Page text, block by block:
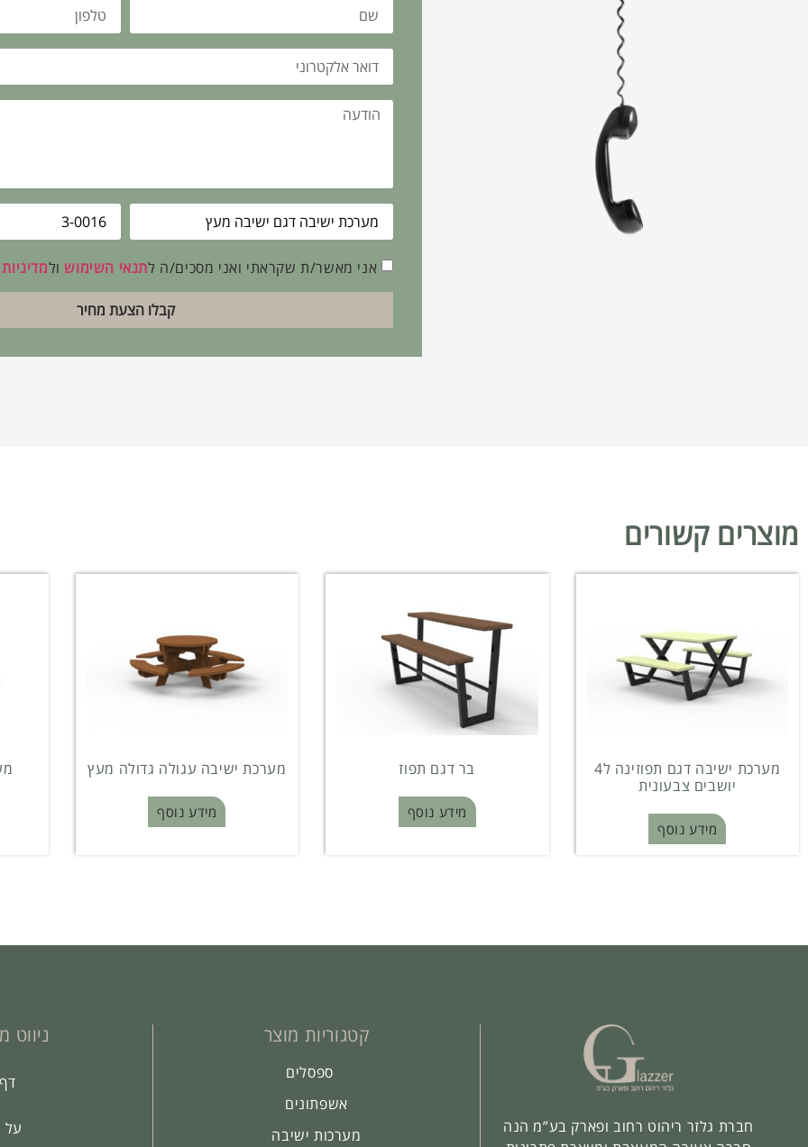
אני מאשר/ת שקראתי ואני מסכים/ה לתנאי השימוש ול
קבלו הצעת מחיר
מוצרים קשורים
מערכת ישיבה דגם תפוזינה ל4
יושבים צבעונית
מידע נוסף
בר דגם תפוז
מידע נוסף
מערכת ישיבה עגולה גדולה מעץ
מידע נוסף
חברת גלזר ריהוט רחוב ופארק בע”מ הנה
קטגוריות מוצר
ספסלים
אשפתונים
מערכות ישיבה
ניווט